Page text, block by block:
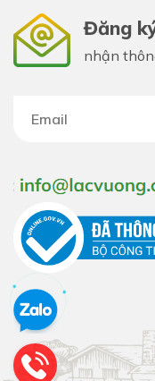
Đăng
nhận